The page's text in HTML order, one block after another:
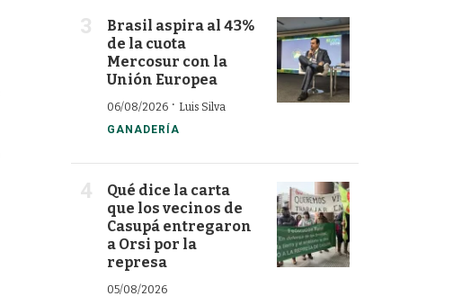
Brasil aspira al 43%
de la cuota
Mercosur con la
Unión Europea
06/08/2026 · Luis Silva
GANADERÍA
Qué dice la carta
que los vecinos de
Casupá entregaron
a Orsi por la
represa
05/08/2026